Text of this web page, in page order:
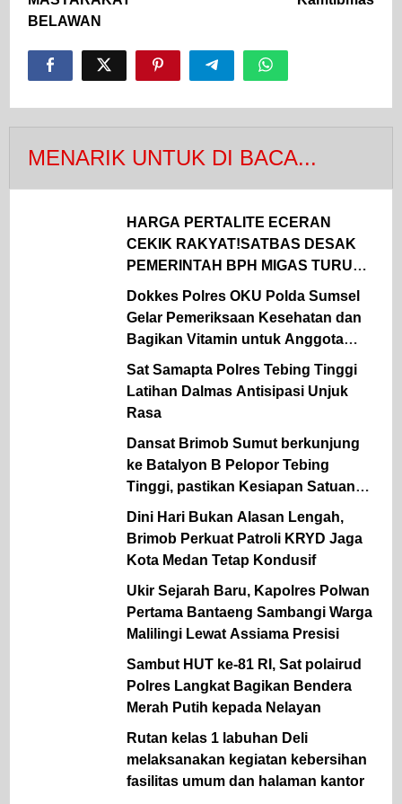
BELAWAN
MENARIK UNTUK DI BACA...
HARGA PERTALITE ECERAN
CEKIK RAKYAT!SATBAS DESAK
PEMERINTAH BPH MIGAS TURUN
TANGAN
Dokkes Polres OKU Polda Sumsel
Gelar Pemeriksaan Kesehatan dan
Bagikan Vitamin untuk Anggota
Polsek Semidang Aji
Sat Samapta Polres Tebing Tinggi
Latihan Dalmas Antisipasi Unjuk
Rasa
Dansat Brimob Sumut berkunjung
ke Batalyon B Pelopor Tebing
Tinggi, pastikan Kesiapan Satuan
dan dukung ketahanan Pangan
Dini Hari Bukan Alasan Lengah,
Brimob Perkuat Patroli KRYD Jaga
Kota Medan Tetap Kondusif
Ukir Sejarah Baru, Kapolres Polwan
Pertama Bantaeng Sambangi Warga
Malilingi Lewat Assiama Presisi
Sambut HUT ke-81 RI, Sat polairud
Polres Langkat Bagikan Bendera
Merah Putih kepada Nelayan
Rutan kelas 1 labuhan Deli
melaksanakan kegiatan kebersihan
fasilitas umum dan halaman kantor